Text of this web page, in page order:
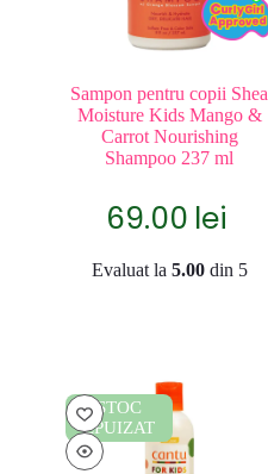
Sampon pentru copii Shea
Moisture Kids Mango &
Carrot Nourishing
Shampoo 237 ml
69.00 lei
Evaluat la 5.00din 5
STOC
EPUIZAT